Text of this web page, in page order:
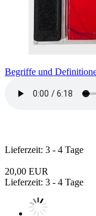
Begriffe und
Lieferzeit: 3 - 4 Tage
20,00 EUR
Lieferzeit: 3 - 4 Tage